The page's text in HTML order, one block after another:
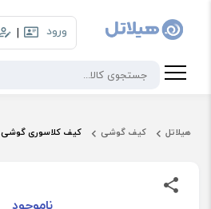
ورود |
هیلاتل کیف گوشی کیف کلاسوری گوشی DDU مناسب اپل ایفون 13 | ایفون 14